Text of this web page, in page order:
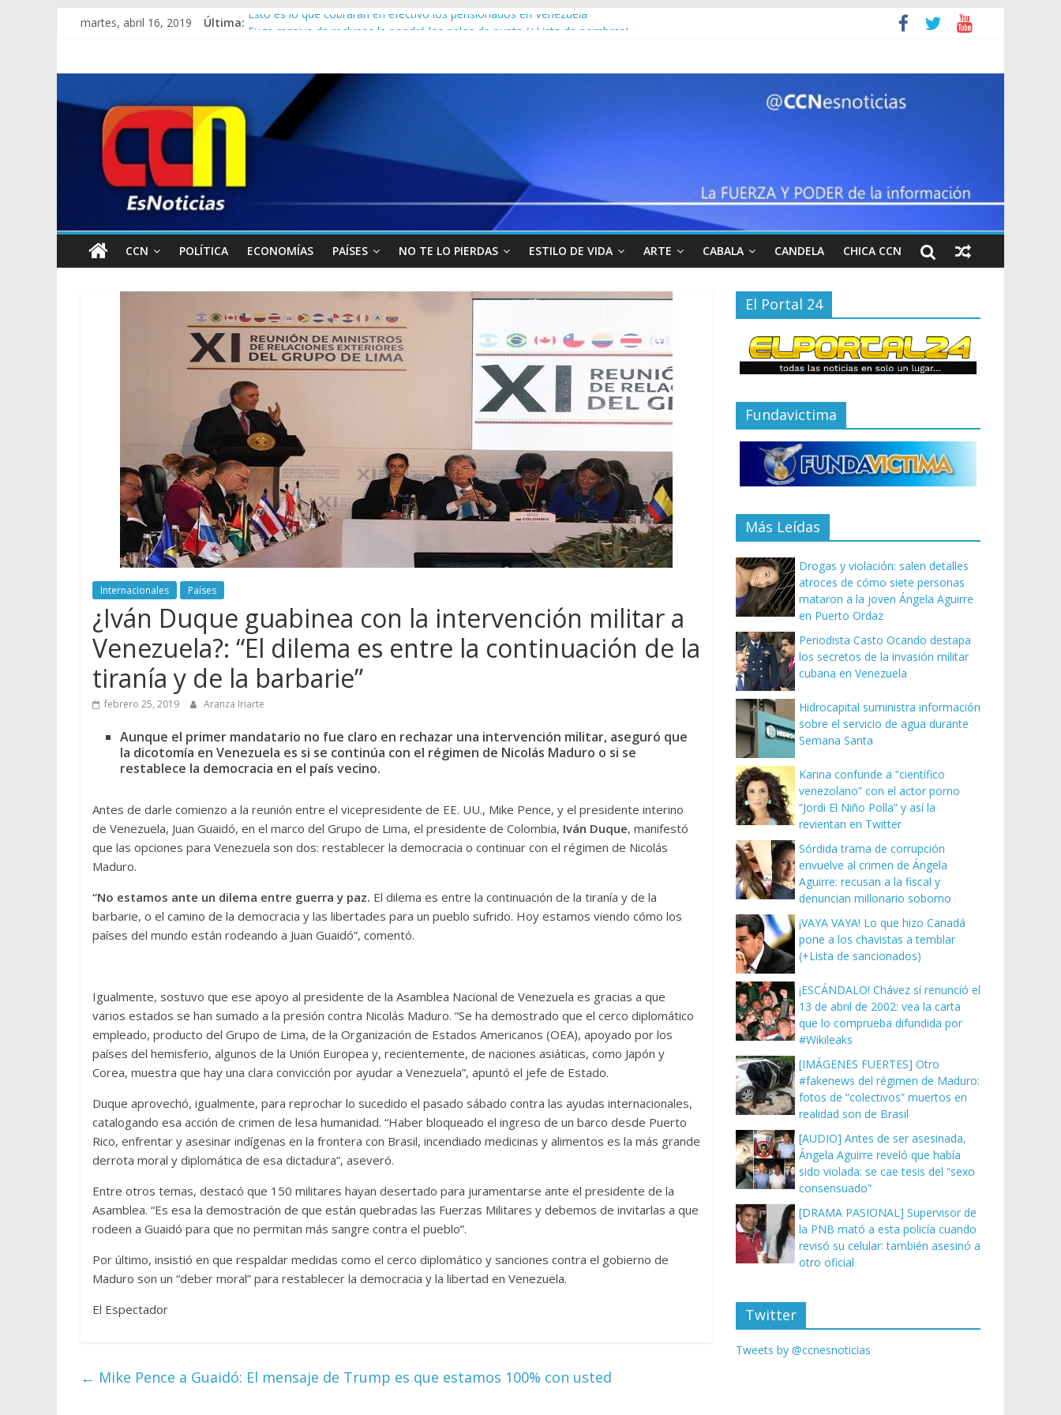
martes, abril 16, 2019 Última: Esto es lo que cobrarán en efectivo los pensionados en Venezuela
Gobierno de Maduro hace lo impensable con ayuda humanitaria
¿Se acabaron? Sepa lo que pasó con la entrega de bonos a través del Carnet de la Patria
CCN POLÍTICA ECONOMÍAS PAÍSES NO TE LO PIERDAS ESTILO DE VIDA ARTE CABALA CANDELA CHICA CCN
Internacionales Países
¿Iván Duque guabinea con la intervención militar a
Venezuela?: “El dilema es entre la continuación de la
tiranía y de la barbarie”
febrero 25, 2019 Aranza Iriarte
Aunque el primer mandatario no fue claro en rechazar una intervención militar, aseguró que
la dicotomía en Venezuela es si se continúa con el régimen de Nicolás Maduro o si se
restablece la democracia en el país vecino.
Antes de darle comienzo a la reunión entre el vicepresidente de EE. UU., Mike Pence, y el presidente interino
de Venezuela, Juan Guaidó, en el marco del Grupo de Lima, el presidente de Colombia, Iván Duque, manifestó
que las opciones para Venezuela son dos: restablecer la democracia o continuar con el régimen de Nicolás
Maduro.
“No estamos ante un dilema entre guerra y paz. El dilema es entre la continuación de la tiranía y de la
barbarie, o el camino de la democracia y las libertades para un pueblo sufrido. Hoy estamos viendo cómo los
países del mundo están rodeando a Juan Guaidó”, comentó.
Igualmente, sostuvo que ese apoyo al presidente de la Asamblea Nacional de Venezuela es gracias a que
varios estados se han sumado a la presión contra Nicolás Maduro. “Se ha demostrado que el cerco diplomático
empleado, producto del Grupo de Lima, de la Organización de Estados Americanos (OEA), apoyado por los
países del hemisferio, algunos de la Unión Europea y, recientemente, de naciones asiáticas, como Japón y
Corea, muestra que hay una clara convicción por ayudar a Venezuela”, apuntó el jefe de Estado.
Duque aprovechó, igualmente, para reprochar lo sucedido el pasado sábado contra las ayudas internacionales,
catalogando esa acción de crimen de lesa humanidad. “Haber bloqueado el ingreso de un barco desde Puerto
Rico, enfrentar y asesinar indígenas en la frontera con Brasil, incendiado medicinas y alimentos es la más grande
derrota moral y diplomática de esa dictadura”, aseveró.
Entre otros temas, destacó que 150 militares hayan desertado para juramentarse ante el presidente de la
Asamblea. “Es esa la demostración de que están quebradas las Fuerzas Militares y debemos de invitarlas a que
rodeen a Guaidó para que no permitan más sangre contra el pueblo”.
Por último, insistió en que respaldar medidas como el cerco diplomático y sanciones contra el gobierno de
Maduro son un “deber moral” para restablecer la democracia y la libertad en Venezuela.
El Espectador
← Mike Pence a Guaidó: El mensaje de Trump es que estamos 100% con usted
El Portal 24
Fundavictima
Más Leídas
Drogas y violación: salen detalles
atroces de cómo siete personas
mataron a la joven Ángela Aguirre
en Puerto Ordaz
Periodista Casto Ocando destapa
los secretos de la invasión militar
cubana en Venezuela
Hidrocapital suministra información
sobre el servicio de agua durante
Semana Santa
Karina confunde a “científico
venezolano” con el actor porno
“Jordi El Niño Polla” y así la
revientan en Twitter
Sórdida trama de corrupción
envuelve al crimen de Ángela
Aguirre: recusan a la fiscal y
denuncian millonario soborno
¡VAYA VAYA! Lo que hizo Canadá
pone a los chavistas a temblar
(+Lista de sancionados)
¡ESCÁNDALO! Chávez sí renunció el
13 de abril de 2002: vea la carta
que lo comprueba difundida por
#Wikileaks
[IMÁGENES FUERTES] Otro
#fakenews del régimen de Maduro:
fotos de “colectivos” muertos en
realidad son de Brasil
[AUDIO] Antes de ser asesinada,
Ángela Aguirre reveló que había
sido violada: se cae tesis del “sexo
consensuado”
[DRAMA PASIONAL] Supervisor de
la PNB mató a esta policía cuando
revisó su celular: también asesinó a
otro oficial
Twitter
Tweets by @ccnesnoticias